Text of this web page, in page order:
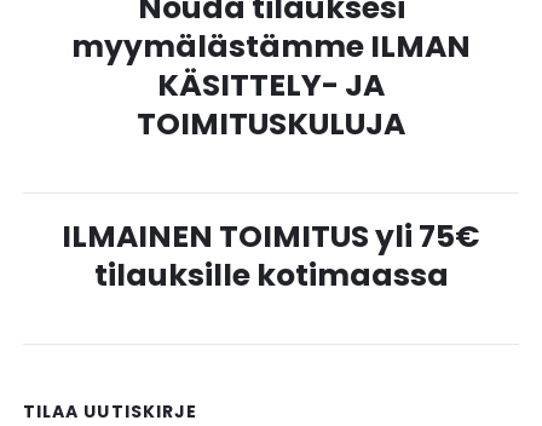
myymälästämme ILMAN
KÄSITTELY- JA
TOIMITUSKULUJA
ILMAINEN TOIMITUS yli 75€
tilauksille kotimaassa
TILAA UUTISKIRJE